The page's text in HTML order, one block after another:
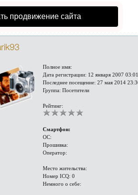
продвижение сайта
Полное имя:
Дата регистрации: 12 января 2007 03:01
Последнее посещение: 27 мая 2014
Группа: Посетители
Рейтинг:
Смартфон:
ОС:
Прошивка:
Оператор:
Место жительства:
Номер ICQ: 0
Немного о себе: